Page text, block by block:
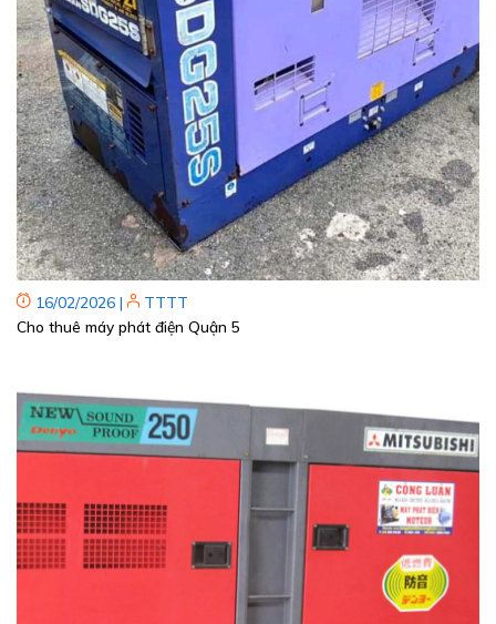
16/02/2026 |
TTTT
Cho thuê máy phát điện Quận 5